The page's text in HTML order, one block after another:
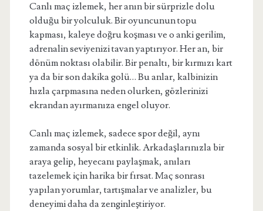
Canlı maç izlemek, her anın bir sürprizle dolu
olduğu bir yolculuk. Bir oyuncunun topu
kapması, kaleye doğru koşması ve o anki gerilim,
adrenalin seviyenizi tavan yaptırıyor. Her an, bir
dönüm noktası olabilir. Bir penaltı, bir kırmızı kart
ya da bir son dakika golü… Bu anlar, kalbinizin
hızla çarpmasına neden olurken, gözlerinizi
ekrandan ayırmanıza engel oluyor.
Canlı maç izlemek, sadece spor değil, aynı
zamanda sosyal bir etkinlik. Arkadaşlarınızla bir
araya gelip, heyecanı paylaşmak, anıları
tazelemek için harika bir fırsat. Maç sonrası
yapılan yorumlar, tartışmalar ve analizler, bu
deneyimi daha da zenginleştiriyor.